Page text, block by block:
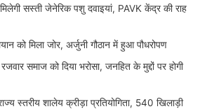
सस्ती जेनेरिक पशु दवाइयां, PAVK केंद्र की राह
को मिला जोर, अर्जुनी गौठान में हुआ पौधरोपण
समाज को दिया भरोसा, जनहित के मुद्दों पर होगी
स्तरीय शालेय क्रीड़ा प्रतियोगिता, 540 खिलाड़ी